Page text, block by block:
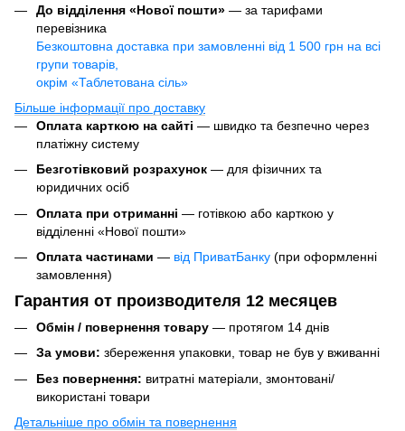
До відділення «Нової пошти» — за тарифами
перевізника
Безкоштовна доставка при замовленні від 1 500 грн на всі
групи товарів,
окрім «Таблетована сіль»
Більше інформації про доставку
Оплата карткою на сайті — швидко та безпечно через
платіжну систему
Безготівковий розрахунок — для фізичних та
юридичних осіб
Оплата при отриманні — готівкою або карткою у
відділенні «Нової пошти»
Оплата частинами — від ПриватБанку (при оформленні
замовлення)
Гарантия от производителя 12 месяцев
Обмін / повернення товару — протягом 14 днів
За умови: збереження упаковки, товар не був у вживанні
Без повернення: витратні матеріали, змонтовані/
використані товари
Детальніше про обмін та повернення